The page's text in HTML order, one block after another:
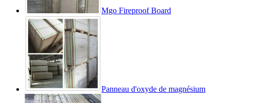
Mgo Fireproof Board
Panneau d'oxyde de magnésium